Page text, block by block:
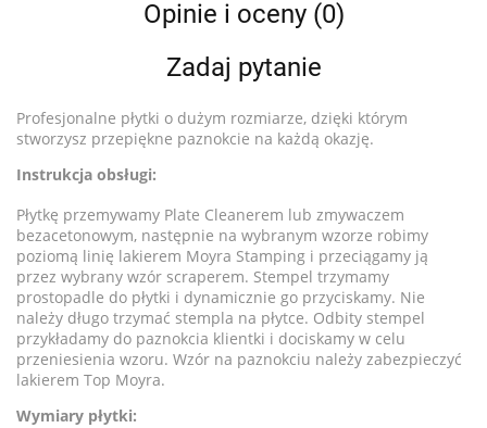
Opinie i oceny (0)
Zadaj pytanie
Profesjonalne płytki o dużym rozmiarze, dzięki którym
stworzysz przepiękne paznokcie na każdą okazję.
Instrukcja obsługi:
Płytkę przemywamy Plate Cleanerem lub zmywaczem
bezacetonowym, następnie na wybranym wzorze robimy
poziomą linię lakierem Moyra Stamping i przeciągamy ją
przez wybrany wzór scraperem. Stempel trzymamy
prostopadle do płytki i dynamicznie go przyciskamy. Nie
należy długo trzymać stempla na płytce. Odbity stempel
przykładamy do paznokcia klientki i dociskamy w celu
przeniesienia wzoru. Wzór na paznokciu należy zabezpieczyć
lakierem Top Moyra.
Wymiary płytki: